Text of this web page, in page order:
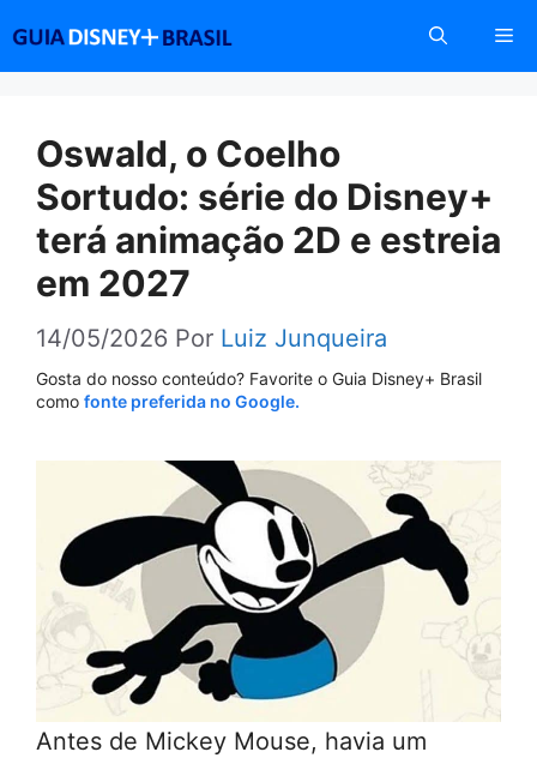
conteúdo
Oswald, o Coelho
Sortudo: série do Disney+
terá animação 2D e estreia
em 2027
14/05/2026 Por Luiz Junqueira
Gosta do nosso conteúdo? Favorite o Guia Disney+ Brasil
como fonte preferida no Google.
Antes de Mickey Mouse, havia um